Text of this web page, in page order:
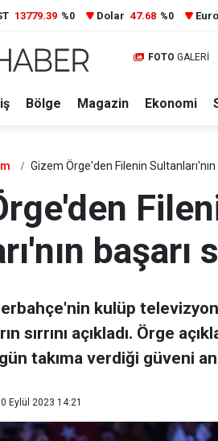
13779.39 %0 Dolar 47.68 %0 Euro
FOTO GALERİ
Bölge Magazin Ekonomi
Gizem Örge'den Filenin Sultanları'nın
başarı
kulüp
sırrını açıkladı. Örge
takıma verdiği güveni
Eylül 2023 14:21